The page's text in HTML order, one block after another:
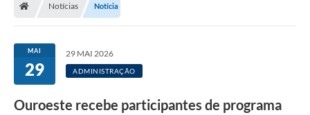
Notícias Notícia
MAI
29
29 MAI 2026
ADMINISTRAÇÃO
Ouroeste recebe participantes de programa